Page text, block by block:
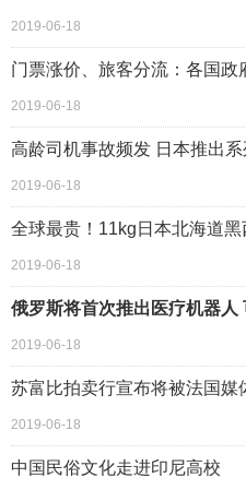
2019-06-18
门票涨价、旅客分流：各国政
2019-06-18
高龄司机事故频发 日本推出
2019-06-18
全球最贵！11kg日本北海道黑
2019-06-18
俄罗斯将首次推出医疗机器
2019-06-18
苏富比拍卖行宣布将被法国媒
2019-06-18
中国民俗文化走进印尼高校